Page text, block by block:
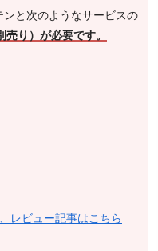
と次のようなサービスの
り）が必要です。
レビュー記事はこちら